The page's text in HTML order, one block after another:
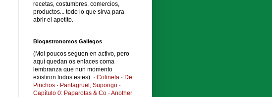
recetas, costumbres, comercios,
productos... todo lo que sirva para
abrir el apetito.
Blogastronomos Gallegos
(Moi poucos seguen en activo, pero
aquí quedan os enlaces coma
lembranza que nun momento
existiron todos estes). · Colineta · De
Pinchos · Pantagruel, Supongo ·
Capítulo 0: Paparotas & Co · Another